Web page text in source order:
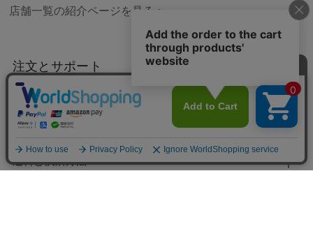
店舗一覧の紹介ページを見る >
注文とサポート
お問合わせ
よくある質問
送料と決済方法